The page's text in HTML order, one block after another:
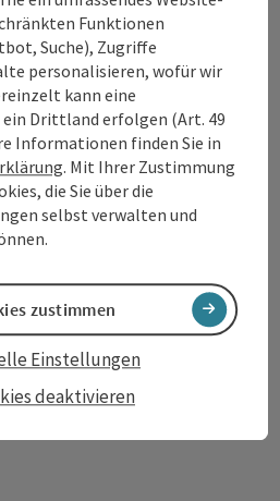
Tourismus
Funktionen
Suche), Zugriffe
personalisieren, wofür wir
kann eine
Drittland erfolgen (Art. 49
Informationen finden Sie in
. Mit Ihrer Zustimmung
die Sie über die
selbst verwalten und
deaktivieren
Einstellungen
zustimmen